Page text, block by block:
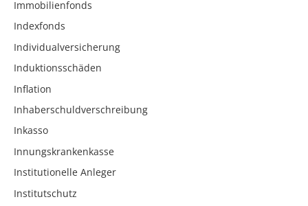
Immobilienfonds
Indexfonds
Individualversicherung
Induktionsschäden
Inflation
Inhaberschuldverschreibung
Inkasso
Innungskrankenkasse
Institutionelle Anleger
Institutschutz